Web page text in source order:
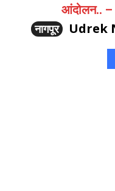
आंदोलन.. –
नागपूर
Udrek